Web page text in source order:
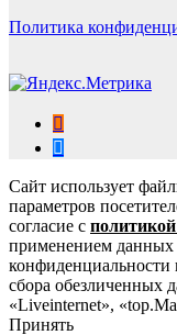
Политика
Сайт использует
параметров
согласие с
применением данных
конфиденциальности
сбора обезличенных
«Liveinternet»,
Принять